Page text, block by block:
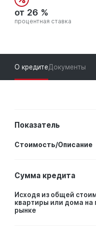
от 26 %
процентная ставка
О кредитеДокументы
Показатель
Стоимость/Описание
Сумма кредита
Исходя из общей
квартиры или дома на
рынке